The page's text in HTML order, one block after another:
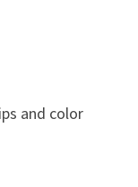
and color